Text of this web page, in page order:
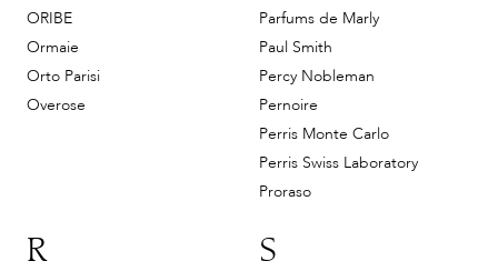
ORIBE
Ormaie
Orto Parisi
Overose
Parfums de Marly
Paul Smith
Percy Nobleman
Pernoire
Perris Monte Carlo
Perris Swiss Laboratory
Proraso
R S